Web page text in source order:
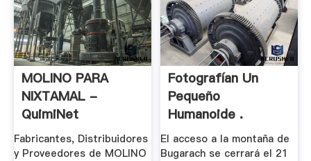
MOLINO PARA
NIXTAMAL -
QuimiNet
Fabricantes, Distribuidores
y Proveedores de MOLINO
Fotografían Un
Pequeño
Humanoide .
El acceso a la montaña de
Bugarach se cerrará el 21